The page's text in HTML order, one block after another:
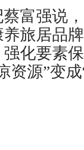
强说，
旅居品
化要素
资源”变